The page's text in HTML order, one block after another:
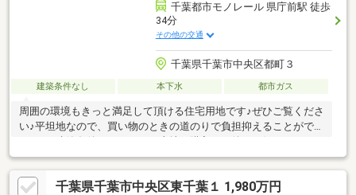
千葉都市モノレール 県庁前駅 徒歩
34分
その他の交通
千葉県千葉市中央区都町３
建築条件なし 本下水 都市ガス
周囲の環境もきっと満足して頂ける住宅用地です♪ぜひご覧くださ
い♪平坦地なので、買い物のときの道のりで負担抑えることができ
ングで住まいが建てられます♪土地面積は483.25㎡(公簿)でイチオ
シ♪売地をお探しの方には、こちらの売地はいかがでしょうか(^^)
千葉県千葉市中央区東千葉１ 1,980万円